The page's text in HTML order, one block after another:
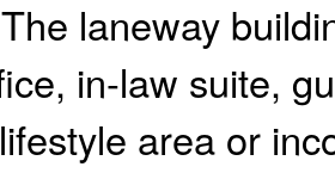
laneway
in-law suite,
area or